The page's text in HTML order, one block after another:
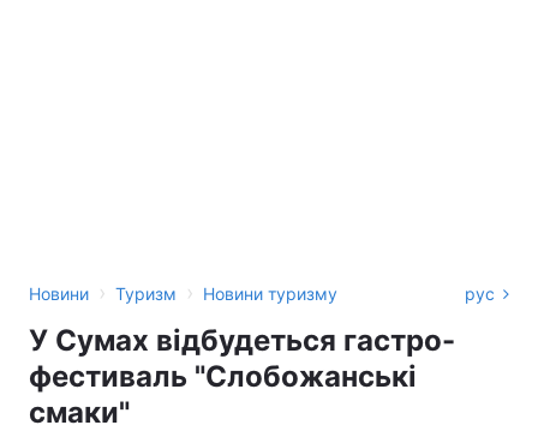
Новини › Туризм › Новини туризму рус
У Сумах відбудеться гастро-
фестиваль "Слобожанські
смаки"